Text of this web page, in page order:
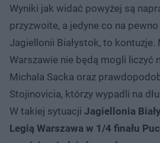
Wyniki jak widać powyżej są
przyzwoite, a jedyne co na
Jagiellonii Białystok, to
Warszawie nie będą mogli liczyć
Michala Sacka oraz
Stojinovicia, którzy wypadli na
W takiej sytuacji Jagiellonia
Legią Warszawa w 1/4 finału